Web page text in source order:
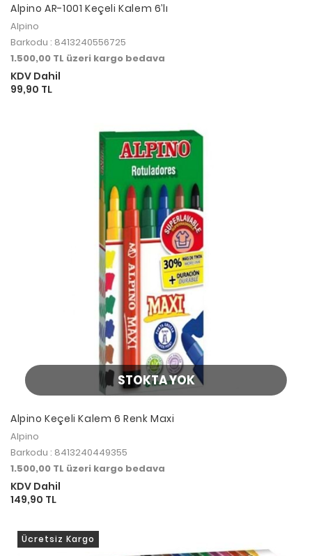
Alpino AR-1001 Keçeli Kalem 6’lı
Alpino
Barkodu : 8413240556725
1.500,00 TL üzeri kargo bedava
KDV Dahil
99,90 TL
STOKTA YOK
Alpino Keçeli Kalem 6 Renk Maxi
Alpino
Barkodu : 8413240449355
1.500,00 TL üzeri kargo bedava
KDV Dahil
149,90 TL
Ücretsiz Kargo